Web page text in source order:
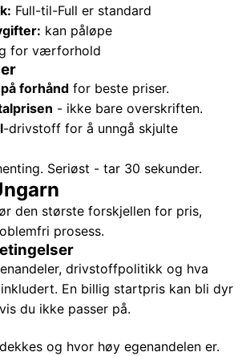
Full-til-Full er standard
kan påløpe
for værforhold
forhånd for beste priser.
- ikke bare overskriften.
-drivstoff for å unngå skjulte
Seriøst - tar 30 sekunder.
den største forskjellen for pris,
prosess.
drivstoffpolitikk og hva
En billig startpris kan bli dyr
du ikke passer på.
og hvor høy egenandelen er.